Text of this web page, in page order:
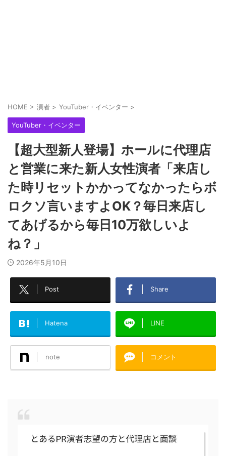
ないのによく打つよな
パチ屋さん「コンプリート後に電源入れ直したら
遊戯が続行可能なのか検証してみました」←案の
定...
HOME > 演者 > YouTuber・イベンター >
YouTuber・イベンター
【超大型新人登場】ホールに代理店
と営業に来た新人女性演者「来店し
た時リセットかかってなかったらボ
ロクソ言いますよOK？毎日来店し
てあげるから毎日10万欲しいよ
ね？」
2026年5月10日
Post Share
Hatena LINE
note コメント